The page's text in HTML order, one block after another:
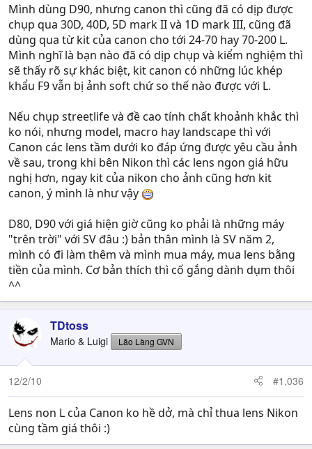
Mình dùng D90, nhưng canon thì cũng đã có dịp được
chụp qua 30D, 40D, 5D mark II và 1D mark III, cũng đã
dùng qua từ kit của canon cho tới 24-70 hay 70-200 L.
Mình nghĩ là bạn nào đã có dịp chụp và kiểm nghiệm thì
sẽ thấy rõ sự khác biệt, kit canon có những lúc khép
khẩu F9 vẫn bị ảnh soft chứ so thế nào được với L.
Nếu chụp streetlife và đề cao tính chất khoảnh khắc thì
ko nói, nhưng model, macro hay landscape thì với
Canon các lens tầm dưới ko đáp ứng được yêu cầu ảnh
về sau, trong khi bên Nikon thì các lens ngon giá hữu
nghị hơn, ngay kit của nikon cho ảnh cũng hơn kit
canon, ý mình là như vậy
D80, D90 với giá hiện giờ cũng ko phải là những máy
"trên trời" với SV đâu :) bản thân mình là SV năm 2,
mình có đi làm thêm và mình mua máy, mua lens bằng
tiền của mình. Cơ bản thích thì cố gắng dành dụm thôi
^^
TDtoss
Mario & Luigi Lão Làng GVN
12/2/10 #1,036
Lens non L của Canon ko hề dở, mà chỉ thua lens Nikon
cùng tầm giá thôi :)